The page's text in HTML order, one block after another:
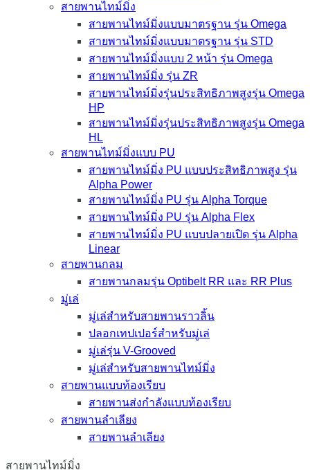
สายพานไทม์มิ่ง
สายพานไทม์มิ่งแบบมาตรฐาน รุ่น Omega
สายพานไทม์มิ่งแบบมาตรฐาน รุ่น STD
สายพานไทม์มิ่งแบบ 2 หน้า รุ่น Omega
สายพานไทม์มิ่ง รุ่น ZR
สายพานไทม์มิ่งรุ่นประสิทธิภาพสูงรุ่น Omega
HP
สายพานไทม์มิ่งรุ่นประสิทธิภาพสูงรุ่น Omega
HL
สายพานไทม์มิ่งแบบ PU
สายพานไทม์มิ่ง PU แบบประสิทธิภาพสูง รุ่น
Alpha Power
สายพานไทม์มิ่ง PU รุ่น Alpha Torque
สายพานไทม์มิ่ง PU รุ่น Alpha Flex
สายพานไทม์มิ่ง PU แบบปลายเปิด รุ่น Alpha
Linear
สายพานกลม
สายพานกลมรุ่น Optibelt RR และ RR Plus
มู่เล่
มู่เล่สำหรับสายพานราวลิ้น
ปลอกเทปเปอร์สำหรับมู่เล่
มู่เล่รุ่น V-Grooved
มู่เล่สำหรับสายพานไทม์มิ่ง
สายพานแบบท้องเรียบ
สายพานส่งกำลังแบบท้องเรียบ
สายพานลำเลียง
สายพานลำเลียง
สายพานไทม์มิ่ง